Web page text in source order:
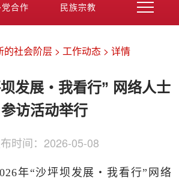
党合作 民族宗教
动态 统战历史文化
的社会阶层 > 工作动态 > 详情
发展・我看行” 网络人士
参访活动举行
时间： 2026-05-08
年“沙坪坝发展・我看行”网络